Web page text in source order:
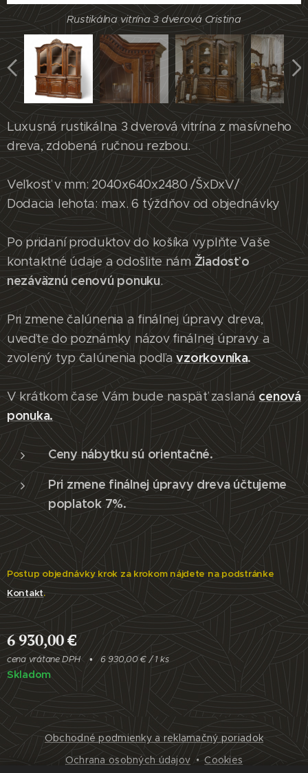
Rustikálna vitrína 3 dverová Cristina
Rustikálna vitrína 3 dverová Cristina
Luxusná rustikálna 3 dverová vitrína z masívneho
dreva, zdobená ručnou rezbou.
Veľkosť v mm: 2040x640x2480 /ŠxDxV/
Dodacia lehota: max. 6 týždňov od objednávky
Po pridaní produktov do košíka vyplňte Vaše
kontaktné údaje a odošlite námŽiadosť o
nezáväznú cenovú ponuku.
Pri zmene čalúnenia a finálnej úpravy dreva,
uveďte do poznámky názov finálnej úpravy a
zvolený typ čalúnenia podľavzorkovníka.
V krátkom čase Vám bude naspäť zaslaná cenová
ponuka.
Ceny nábytku sú orientačné.
Pri zmene finálnej úpravy dreva účtujeme
poplatok 7%.
Postup objednávky krok za krokom nájdete na podstránke
Kontakt.
6 930,00€
cena vrátane DPH 6 930,00 € / 1 ks
Skladom
Obchodné podmienky a reklamačný poriadok
Ochrana osobných údajov
Cookies